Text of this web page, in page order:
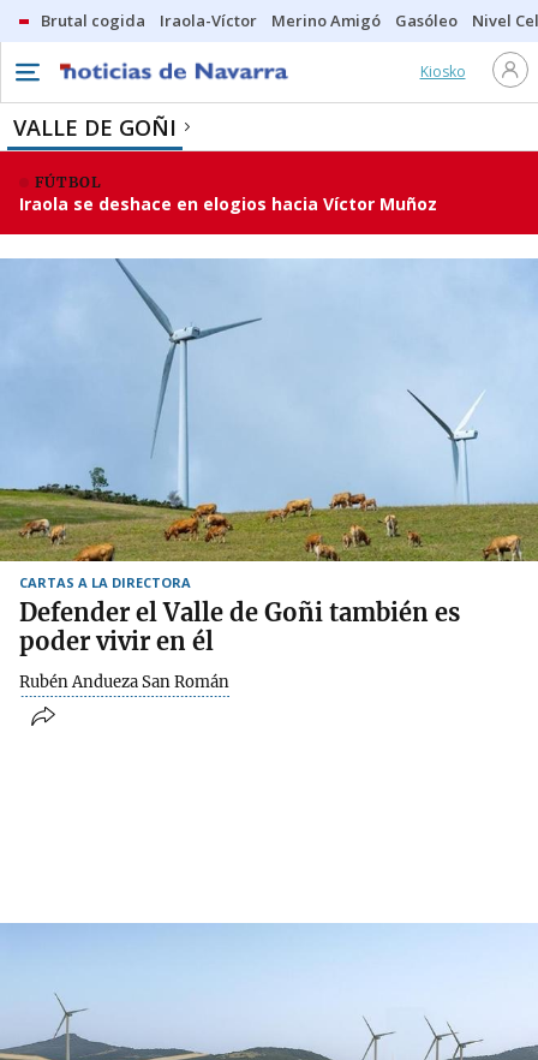
Brutal cogida Iraola-Víctor Merino Amigó Gasóleo Nivel
Kiosko
VALLE DE GOÑI
FÚTBOL
Iraola se deshace en elogios hacia Víctor Muñoz
CARTAS A LA DIRECTORA
Defender el Valle de Goñi también es
poder vivir en él
Rubén Andueza San Román